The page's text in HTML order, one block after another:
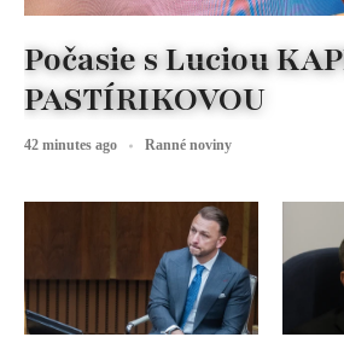
Počasie s Luciou
PASTÍRIKOVOU
42 minutes ago Ranné noviny